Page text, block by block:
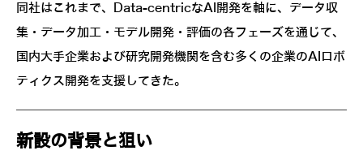
同社はこれまで、Data-centricなAI開発を軸に、データ収
集・データ加工・モデル開発・評価の各フェーズを通じて、
国内大手企業および研究開発機関を含む多くの企業のAIロボ
ティクス開発を支援してきた。
新設の背景と狙い